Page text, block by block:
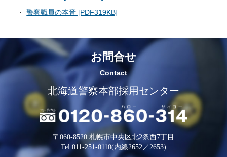
警察職員の本音 [PDF319KB]
お問合せ
Contact
北海道警察本部採用センター
〒060-8520 札幌市中央区北2条西7丁目
Tel.011-251-0110(内線2652／2653)